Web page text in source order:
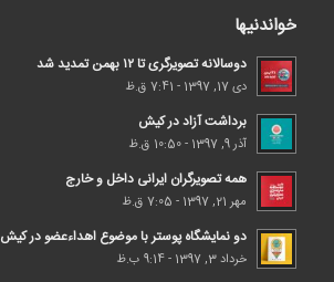
خواندنیها
دوسالانه تصویرگری تا ۱۲ بهمن تمدید شد
دی 17, 1397 - 7:41 ق.ظ
برداشت آزاد در کیش
آذر 9, 1397 - 10:50 ق.ظ
همه تصویرگران ایرانی داخل و خارج
مهر 21, 1397 - 7:05 ق.ظ
دو نمایشگاه پوستر با موضوع اهداء‌عضو در کیش
خرداد 3, 1397 - 9:14 ب.ظ